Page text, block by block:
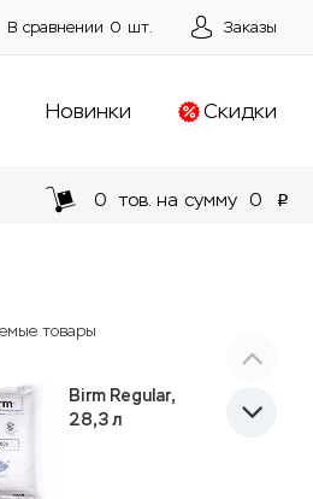
В сравнении 0 шт. Заказы
Новинки Скидки
0 тов. на сумму 0 p
товары
Birm Regular,
28,3 л